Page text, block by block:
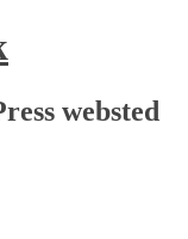
websted